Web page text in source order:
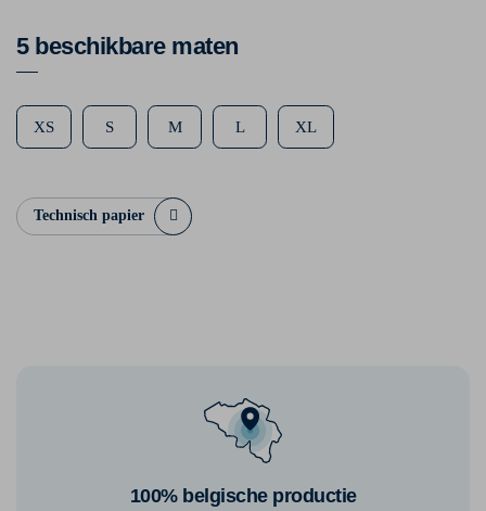
5 beschikbare maten
XS S M L XL
Technisch papier
100% belgische productie